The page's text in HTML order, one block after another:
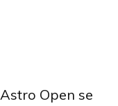
Open se